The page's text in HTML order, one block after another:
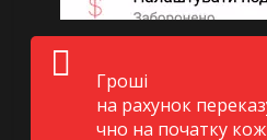
Гроші
на рахунок
чно на початку